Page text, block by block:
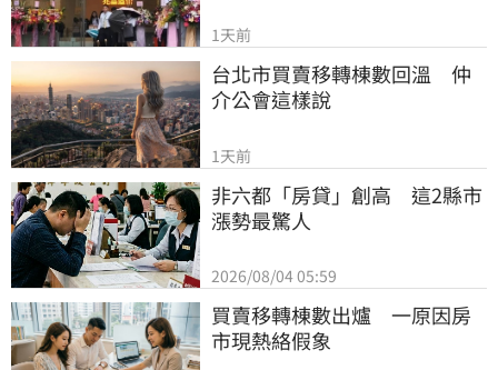
1天前
台北市買賣移轉棟數回溫　仲
介公會這樣說
1天前
非六都「房貸」創高　這2縣市
漲勢最驚人
2026/08/04 05:59
買賣移轉棟數出爐　一原因房
市現熱絡假象